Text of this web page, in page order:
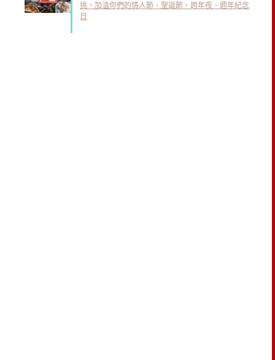
挑，加溫你們的情人節、聖誕節、跨年夜、週年紀念
日